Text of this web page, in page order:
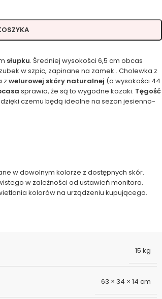
słupku. Średniej wysokości 6,5 cm obcas
w szpic, zapinane na zamek . Cholewka z
z welurowej skóry naturalnej (o wysokości 44
sprawia, że są to wygodne kozaki. Tęgość
czemu będą idealne na sezon jesienno-
w dowolnym kolorze z dostępnych skór.
w zależności od ustawień monitora.
kolorów na urządzeniu kupującego.
15 kg
63 × 34 × 14 cm